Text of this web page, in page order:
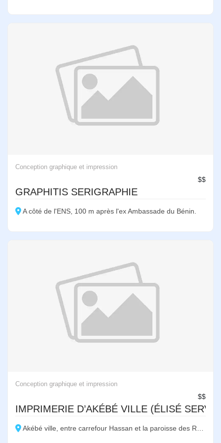
Conception graphique et impression
$$
GRAPHITIS SERIGRAPHIE
A côté de l'ENS, 100 m après l'ex Ambassade du Bénin.
Conception graphique et impression
$$
IMPRIMERIE D’AKÉBÉ VILLE (ÉLISÉ
Akébé ville, entre carrefour Hassan et la paroisse des Rois mages